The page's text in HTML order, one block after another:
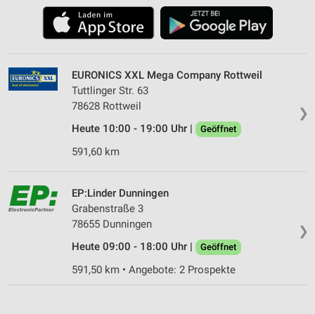
❯
EURONICS XXL Mega Company Rottweil
Tuttlinger Str. 63
78628 Rottweil
Heute 10:00 - 19:00 Uhr |
Geöffnet
591,60 km
❯
EP:Linder Dunningen
Grabenstraße 3
78655 Dunningen
Heute 09:00 - 18:00 Uhr |
Geöffnet
591,50 km • Angebote: 2 Prospekte